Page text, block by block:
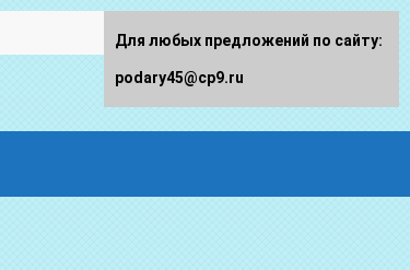
Для любых предложений по сайту:
podary45@cp9.ru